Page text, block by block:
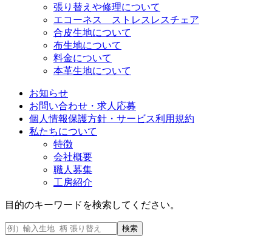
張り替えや修理について
エコーネス ストレスレスチェア
合皮生地について
布生地について
料金について
本革生地について
お知らせ
お問い合わせ・求人応募
個人情報保護方針・サービス利用規約
私たちについて
特徴
会社概要
職人募集
工房紹介
目的のキーワードを検索してください。
検索